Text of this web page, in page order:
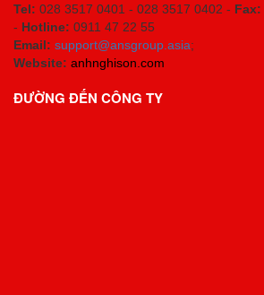
Tel: 028 3517 0401 - 028 3517 0402 - Fax:
- Hotline: 0911 47 22 55
Email: support@ansgroup.asia;
Website: anhnghison.com
ĐƯỜNG ĐẾN CÔNG TY